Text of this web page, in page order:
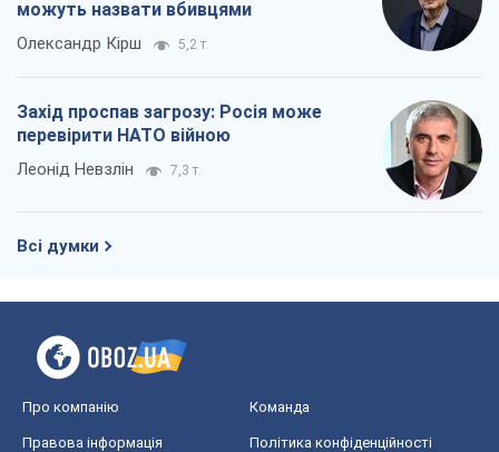
можуть назвати вбивцями
Олександр Кірш 5,2 т.
Захід проспав загрозу: Росія може
перевірити НАТО війною
Леонід Невзлін 7,3 т.
Всі думки
Про компанію Команда
Правова інформація Політика конфіденційності